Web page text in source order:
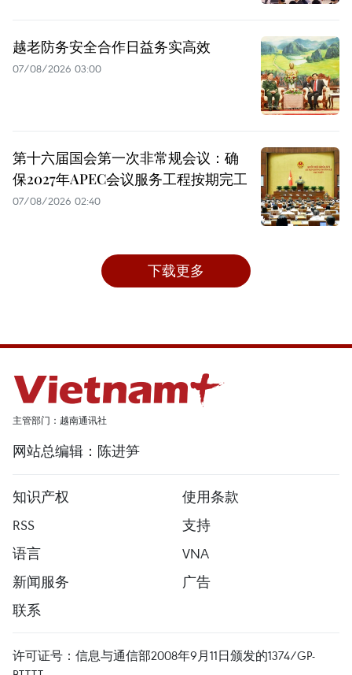
越老防务安全合作日益务实高效
07/08/2026 03:00
第十六届国会第一次非常规会议：确
保2027年APEC会议服务工程按期完工
07/08/2026 02:40
下载更多
主管部门：越南通讯社
网站总编辑：陈进笋
知识产权
使用条款
RSS
支持
语言
VNA
新闻服务
广告
联系
许可证号：信息与通信部2008年9月11日颁发的1374/GP-